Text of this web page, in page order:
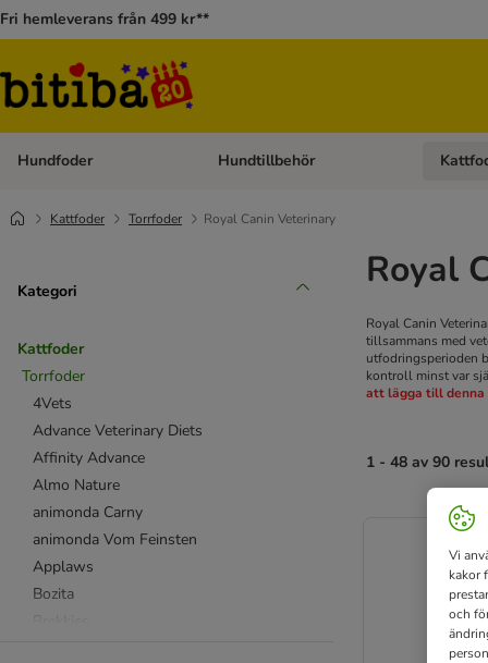
Fri hemleverans från 499 kr**
Hundfoder Open category menu: Hundfoder
Hundtillbehör Open
Kattfoder Torrfoder Royal Canin Veterinary
Kategori
Kattfoder
Torrfoder
4Vets
Advance Veterinary Diets
Affinity Advance
Almo Nature
animonda Carny
animonda Vom Feinsten
Applaws
Bozita
Royal
Royal Canin
tillsammans med
utfodringsperioden
kontroll minst var
att lägga till denna
1 - 48 av 90
Vi
kakor
och